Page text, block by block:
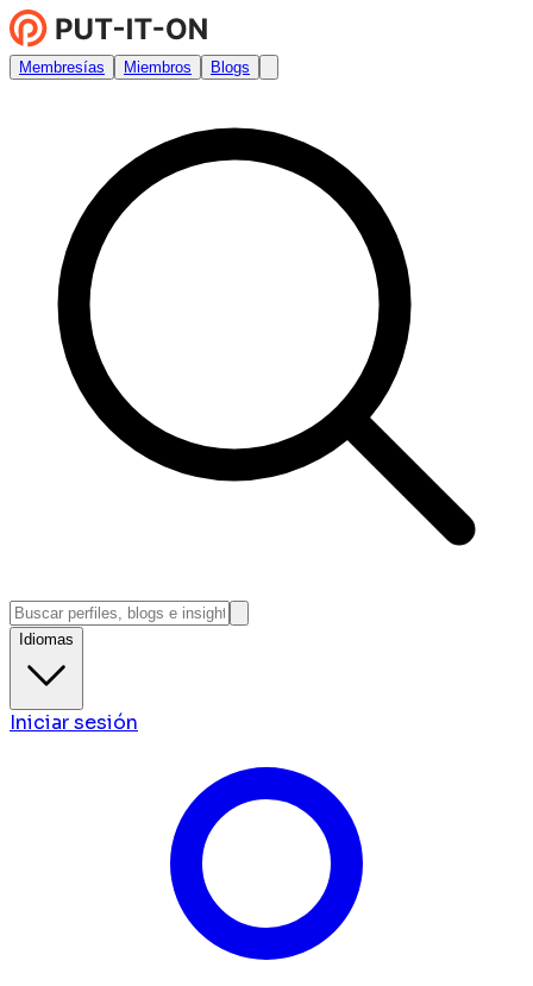
Membresías Miembros Blogs
Idiomas
Iniciar sesión